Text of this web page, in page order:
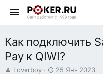
Как подключить
Pay к QIWI?
А
Loverboy
Д
25 Янв 2023